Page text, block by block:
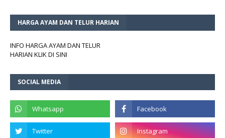
HARGA AYAM DAN TELUR HARIAN
INFO HARGA AYAM DAN TELUR
HARIAN KLIK DI SINI
SOCIAL MEDIA